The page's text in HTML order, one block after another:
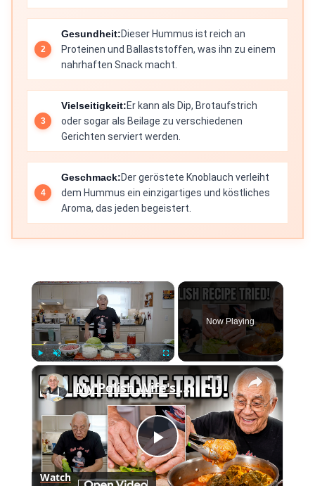
Gesundheit:Dieser Hummus ist reich an
Proteinen und Ballaststoffen, was ihn zu einem
nahrhaften Snack macht.
Vielseitigkeit:Er kann als Dip, Brotaufstrich
oder sogar als Beilage zu verschiedenen
Gerichten serviert werden.
Geschmack:Der geröstete Knoblauch verleiht
dem Hummus ein einzigartiges und köstliches
Aroma, das jeden begeistert.
×
Now Playing
×
Play
My Polish Wife's Stuffed Cabbage Recipe
Watch